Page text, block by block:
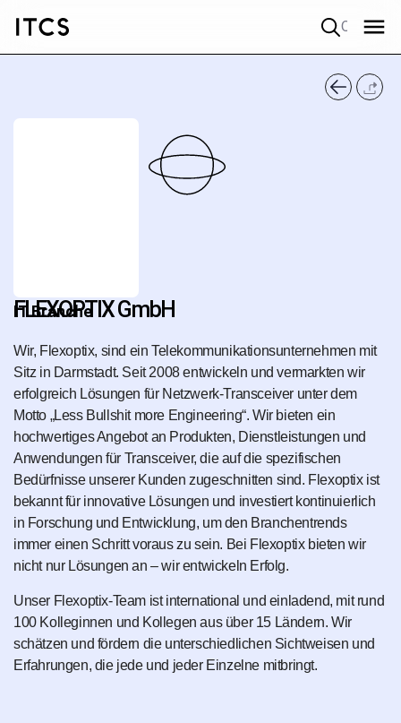
FLEXOPTIX GmbH
IT Branche
Wir, Flexoptix, sind ein Telekommunikationsunternehmen mit
Sitz in Darmstadt. Seit 2008 entwickeln und vermarkten wir
erfolgreich Lösungen für Netzwerk-Transceiver unter dem
Motto „Less Bullshit more Engineering“. Wir bieten ein
hochwertiges Angebot an Produkten, Dienstleistungen und
Anwendungen für Transceiver, die auf die spezifischen
Bedürfnisse unserer Kunden zugeschnitten sind. Flexoptix ist
bekannt für innovative Lösungen und investiert kontinuierlich
in Forschung und Entwicklung, um den Branchentrends
immer einen Schritt voraus zu sein. Bei Flexoptix bieten wir
nicht nur Lösungen an – wir entwickeln Erfolg.
Unser Flexoptix-Team ist international und einladend, mit rund
100 Kolleginnen und Kollegen aus über 15 Ländern. Wir
schätzen und fördern die unterschiedlichen Sichtweisen und
Erfahrungen, die jede und jeder Einzelne mitbringt.